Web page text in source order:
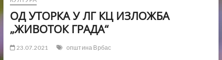
ОД УТОРКА У ЛГ КЦ ИЗЛОЖБА
„ЖИВОТОК ГРАДА“
23.07.2021 општина Врбас